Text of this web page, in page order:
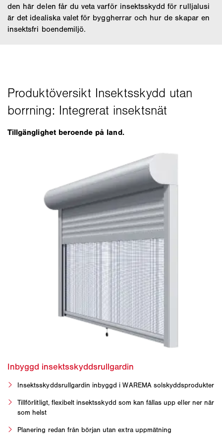
den här delen får du veta varför insektsskydd för rulljalusi
är det idealiska valet för byggherrar och hur de skapar en
insektsfri boendemiljö.
Tillgänglighet beroende på land.